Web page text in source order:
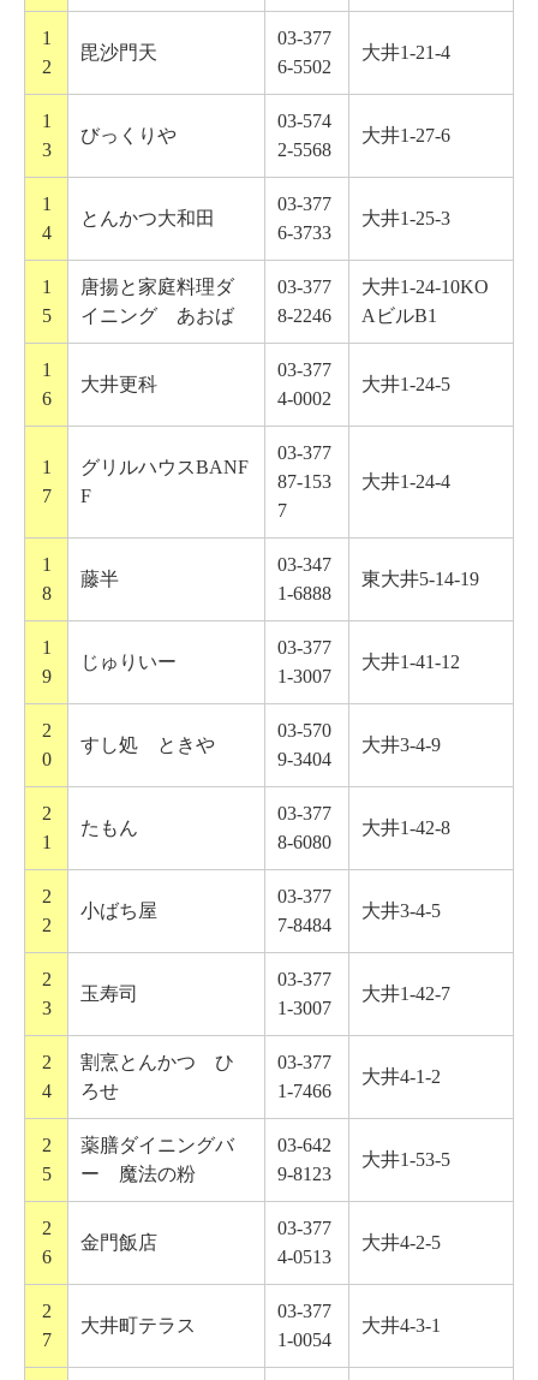
1
2
毘沙門天
03-377
6-5502
大井1-21-4
1
3
びっくりや
03-574
2-5568
大井1-27-6
1
4
とんかつ大和田
03-377
6-3733
大井1-25-3
1
5
唐揚と家庭料理ダ
イニング あおば
03-377
8-2246
大井1-24-10KO
AビルB1
1
6
大井更科
03-377
4-0002
大井1-24-5
1
7
グリルハウスBANF
F
03-377
87-153
7
大井1-24-4
1
8
藤半
03-347
1-6888
東大井5-14-19
1
9
じゅりいー
03-377
1-3007
大井1-41-12
2
0
すし処 ときや
03-570
9-3404
大井3-4-9
2
1
たもん
03-377
8-6080
大井1-42-8
2
2
小ばち屋
03-377
7-8484
大井3-4-5
2
3
玉寿司
03-377
1-3007
大井1-42-7
2
4
割烹とんかつ ひ
ろせ
03-377
1-7466
大井4-1-2
2
5
薬膳ダイニングバ
ー 魔法の粉
03-642
9-8123
大井1-53-5
2
6
金門飯店
03-377
4-0513
大井4-2-5
2
7
大井町テラス
03-377
1-0054
大井4-3-1